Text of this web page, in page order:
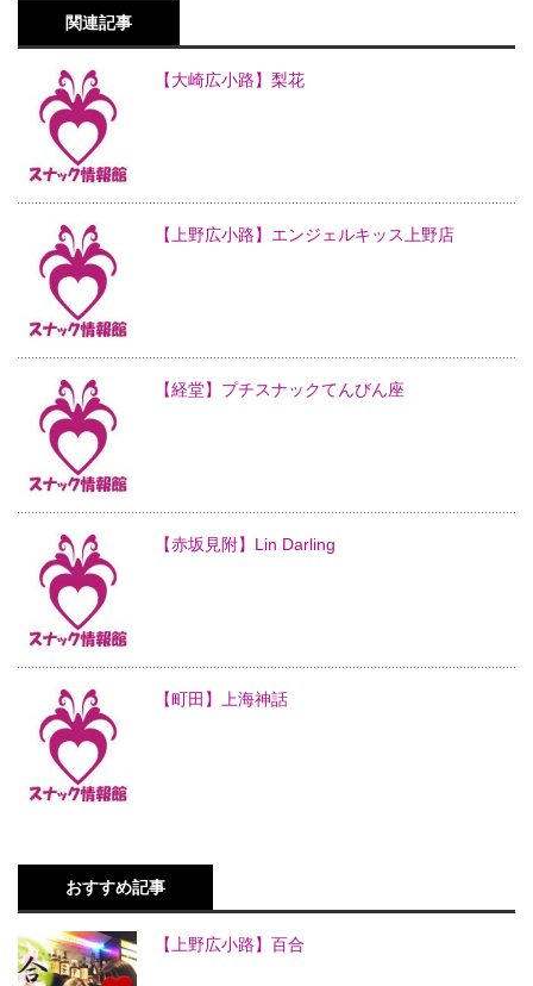
関連記事
【大崎広小路】梨花
【上野広小路】エンジェルキッス上野店
【経堂】プチスナックてんびん座
【赤坂見附】Lin Darling
【町田】上海神話
おすすめ記事
【上野広小路】百合